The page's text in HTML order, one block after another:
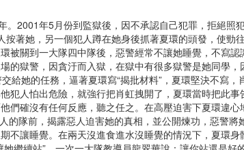
。2001年5月份到監獄後，因不承認自己犯罪，拒絕照
著她，另一個犯人蹲在她身後抓著夏環的頭發，使勁
被關到一大隊四中隊後，惡警經常不讓她睡覺，不寫認
的獄警，因貪汙而入獄，在獄中有很多獄警是她同學，
給她的任務，逼著夏環寫“揭批材料”，夏環堅決不寫，
犯人怕出危險，就強行把肖虹拽開了，夏環當時把此事
們確沒有任何反應，聽之任之。在高壓迫害下夏環違心
的隊前，揭露惡人迫害她的真相，並公開煉功，惡警將
不讓睡覺。在兩天沒進食進水沒睡覺的情況下，夏環身